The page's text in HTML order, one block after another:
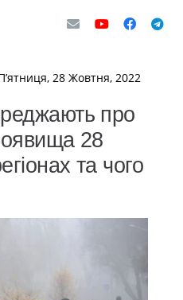
28 Жовтня, 2022
про
28
та чого